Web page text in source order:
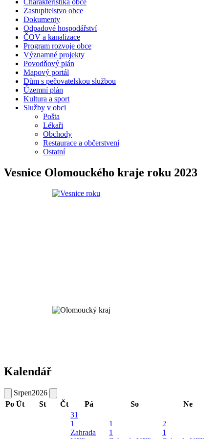
Zastupitelstvo obce
Dokumenty
Odpadové hospodářství
ČOV a kanalizace
Program rozvoje obce
Významné projekty
Povodňový plán
Mapový portál
Dům s pečovatelskou službou
Územní plán
Kultura a sport
Služby v obci
Pošta
Lékaři
Obchody
Restaurace a občerstvení
Ostatní
Vesnice Olomouckého kraje roku 2023
Kalendář
Srpen2026
Po Út St Čt Pá So Ne
31
1
Zahrada
1
1
2
1